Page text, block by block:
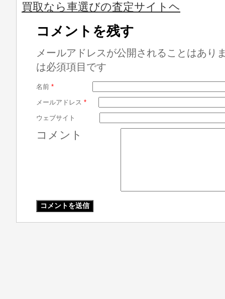
買取なら車選びの査定サイトヘ
コメントを残す
メールアドレスが公開されることはあり
は必須項目です
名前 *
メールアドレス *
ウェブサイト
コメント